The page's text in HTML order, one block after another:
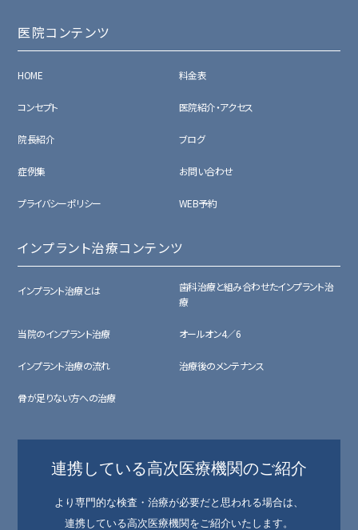
医院コンテンツ
HOME 料金表
コンセプト 医院紹介・アクセス
院長紹介 ブログ
症例集 お問い合わせ
プライバシーポリシー WEB予約
インプラント治療コンテンツ
インプラント治療とは
歯科治療と組み合わせたインプラント治
療
当院のインプラント治療 オールオン4／6
インプラント治療の流れ 治療後のメンテナンス
骨が足りない方への治療
連携している高次医療機関のご紹介
より専門的な検査・治療が必要だと思われる場合は、
連携している高次医療機関をご紹介いたします。